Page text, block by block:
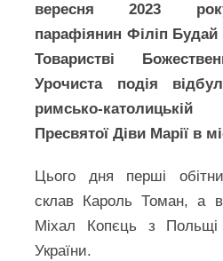
вересня 2023
парафіянин Філіп Будай
Товаристві
Урочиста подія
римсько-католицькій
Пресвятої Діви Марії в
Цього дня перші
склав Кароль Томан, а
Міхал Копєць з
України.